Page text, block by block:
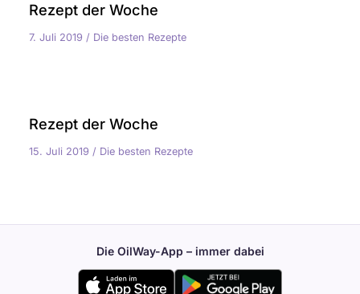
Rezept der Woche
7. Juli 2019/ Die besten Rezepte
Rezept der Woche
15. Juli 2019 / Die besten Rezepte
Die OilWay-App – immer dabei